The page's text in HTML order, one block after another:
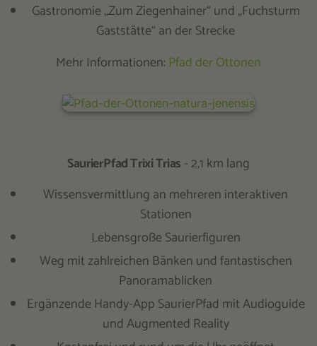
Gastronomie „Zum Ziegenhainer“ und „Fuchsturm
Gaststätte“ an der Strecke
Mehr Informationen: Pfad der Ottonen
SaurierPfad Trixi Trias - 2,1 km lang
Wissensvermittlung an mehreren interaktiven
Stationen
Lebensgroße Saurierfiguren
Weg mit zahlreichen Bänken und fantastischen
Panoramablicken
Ergänzende Handy-App SaurierPfad mit Audioguide
und Augmented Reality